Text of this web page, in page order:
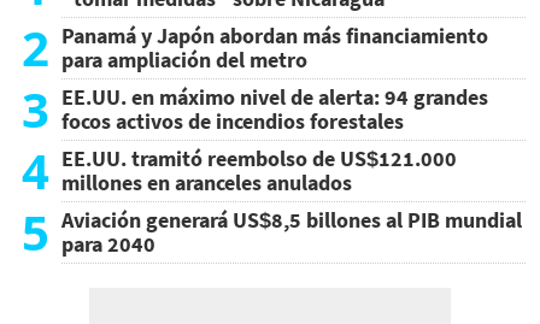
2 Panamá y Japón abordan más financiamiento
para ampliación del metro
3 EE.UU. en máximo nivel de alerta: 94 grandes
focos activos de incendios forestales
4 EE.UU. tramitó reembolso de US$121.000
millones en aranceles anulados
5 Aviación generará US$8,5 billones al PIB mundial
para 2040